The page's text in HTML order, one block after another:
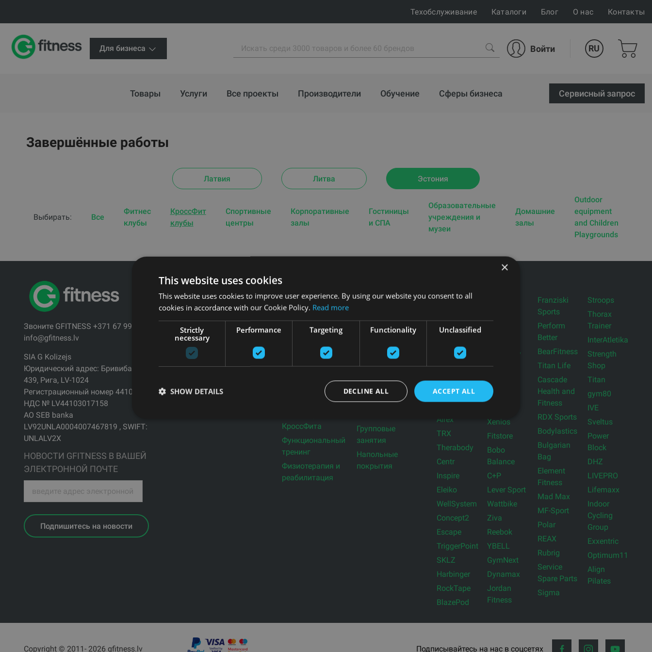
Техобслуживание Каталоги Блог О нас Контакты
Для бизнеса Войти RU
Товары Услуги Все проекты Производители Обучение Сферы бизнеса Cервисный запрос
Завершённые работы
Латвия Литва Эстония
Выбирать: Все
Фитнес
клубы
КроссФит
клубы
Спортивные
центры
Корпоративные
залы
Гостиницы
и СПА
Oбразовательные
учреждения и
музеи
Домашние
залы
Outdoor
equipment
and Children
Playgrounds
Звоните GFITNESS +371 67 99 40 44
info@gfitness.lv
SIA G Kolizejs
Юридический адрес: Бривибас гатве
439, Рига, LV-1024
Регистрационный номер 44103017158
НДС № LV44103017158
АО SEB banka
LV92UNLA0004007467819 , SWIFT:
UNLALV2X
НОВОСТИ GFITNESS В ВАШЕЙ
ЭЛЕКТРОННОЙ ПОЧТЕ
Подпишитесь на новости
Ссылки
Товары
Производители
Контакты
Блог
Товары
Профессиональные
тренажеры
Оборудование
самоуправлений
Подержанные
КроссФита
Функциональный
тренинг
Физиотерапия и
реабилитация
Инвентарь для
Активное
пространство
Оборудование
для раздевалок
Групповые
занятия
Напольные
покрытия
Life Fitness
Pilates
Hyrox
WellnessSpace
Pavigym
Airex
TRX
Therabody
Centr
Inspire
Eleiko
WellSystem
Concept2
Escape
TriggerPoint
SKLZ
Harbinger
RockTape
BlazePod
Woodway
Assault
Fitness
Gravity
Xenios
Fitstore
Bobo
Balance
C+P
Lever Sport
Wattbike
Ziva
Reebok
YBELL
GymNext
Dynamax
Jordan
Fitness
Franziski
Sports
Perform
Better
BearFitness
Titan Life
Cascade
Health and
Fitness
RDX Sports
Bodylastics
Bulgarian
Bag
Element
Fitness
Mad Max
MF-Sport
Polar
REAX
Rubrig
Service
Spare Parts
Sigma
Stroops
Thorax
Trainer
InterAtletika
Strength
Shop
Titan
gym80
IVE
Sveltus
Power
Block
DHZ
LIVEPRO
Lifemaxx
Indoor
Cycling
Group
Exxentric
Optimum11
Align
Pilates
Copyright © 2011- 2026 gfitness.lv Подписывайтесь на нас в соцсетях
×
This website uses cookies
This website uses cookies to improve user experience. By using our website you consent to all
cookies in accordance with our Cookie Policy. Read more
Strictly
necessary
Performance Targeting Functionality Unclassified
ACCEPT ALL
DECLINE ALL
SHOW DETAILS